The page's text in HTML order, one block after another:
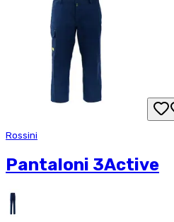
Rossini
Pantaloni 3Active